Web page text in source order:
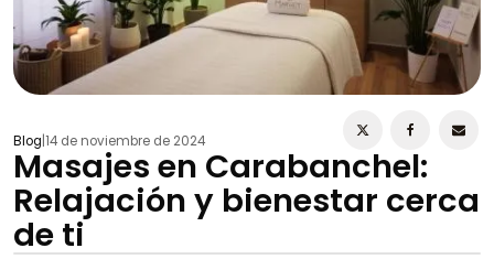
Blog 14 de noviembre de 2024
Masajes en Carabanchel:
Relajación y bienestar cerca
de ti